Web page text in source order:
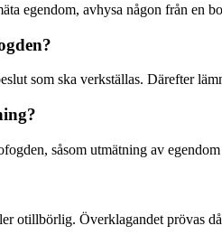
egendom, avhysa någon från en
som ska verkställas. Därefter
såsom utmätning av
otillbörlig. Överklagandet prövas